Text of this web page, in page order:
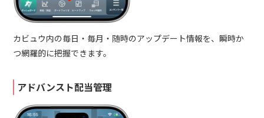
カビュウ内の毎日・毎月・随時のアップデート情報を、瞬時か
つ網羅的に把握できます。
アドバンスト配当管理